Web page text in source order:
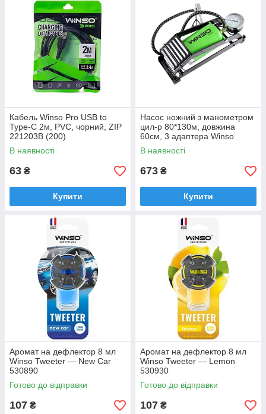
Кабель Winso Pro USB to
Type-C 2м, PVC, чорний, ZIP
221203B (200)
В наявності
63 ₴
Купити
Насос ножний з манометром
цил-р 80*130м, довжина
60см, 3 адаптера Winso
(120220)
В наявності
673 ₴
Купити
Аромат на дефлектор 8 мл
Winso Tweeter — New Car
530890
Готово до відправки
107 ₴
Аромат на дефлектор 8 мл
Winso Tweeter — Lemon
530930
Готово до відправки
107 ₴